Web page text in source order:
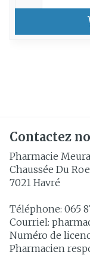
Contactez
Pharmacie
Chaussée Du
7021 Havré
Téléphone: 065
Courriel:
Numéro de
Pharmacien